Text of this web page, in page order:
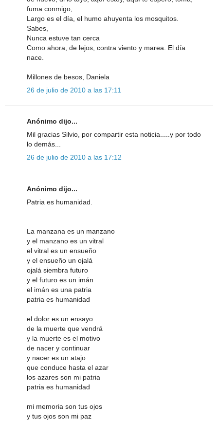
fuma conmigo,
Largo es el día, el humo ahuyenta los mosquitos.
Sabes,
Nunca estuve tan cerca
Como ahora, de lejos, contra viento y marea. El día
nace.
Millones de besos, Daniela
26 de julio de 2010 a las 17:11
Anónimo dijo...
Mil gracias Silvio, por compartir esta noticia.....y por todo
lo demás...
26 de julio de 2010 a las 17:12
Anónimo dijo...
Patria es humanidad.
La manzana es un manzano
y el manzano es un vitral
el vitral es un ensueño
y el ensueño un ojalá
ojalá siembra futuro
y el futuro es un imán
el imán es una patria
patria es humanidad
el dolor es un ensayo
de la muerte que vendrá
y la muerte es el motivo
de nacer y continuar
y nacer es un atajo
que conduce hasta el azar
los azares son mi patria
patria es humanidad
mi memoria son tus ojos
y tus ojos son mi paz